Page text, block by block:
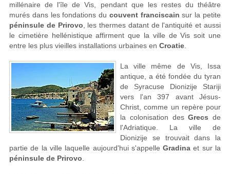
millénaire de l'île de Vis, pendant que les restes du théâtre
murés dans les fondations du couvent franciscain sur la petite
péninsule de Prirovo , les thermes datant de l'antiquité et aussi
le cimetière hellénistique affirment que la ville de Vis soit une
entre les plus vieilles installations urbaines en Croatie
La ville même de Vis, Issa
antique, a été fondée du tyran
de Syracuse Dionizije Stariji
vers l'an 397 avant Jésus-
Christ, comme un repère pour
la colonisation desGrecs de
l'Adriatique. La ville de
Dionizije se trouvait dans la
partie de la ville laquelle aujourd'hui s'appelleGradina et sur la
péninsule de Prirovo